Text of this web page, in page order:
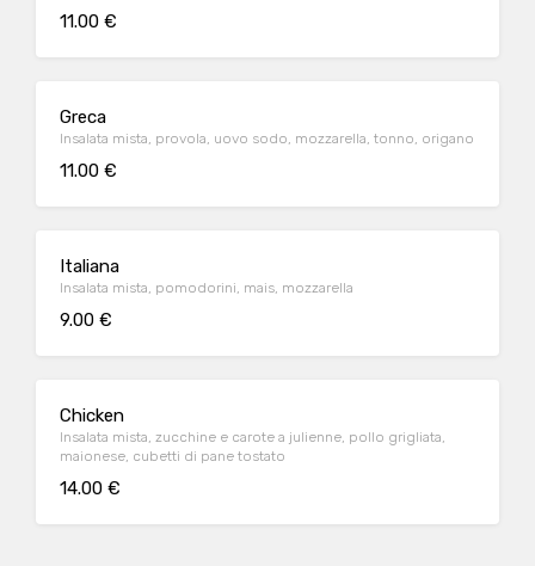
11.00 €
Greca
Insalata mista, provola, uovo sodo, mozzarella, tonno, origano
11.00 €
Italiana
Insalata mista, pomodorini, mais, mozzarella
9.00 €
Chicken
Insalata mista, zucchine e carote a julienne, pollo grigliata,
maionese, cubetti di pane tostato
14.00 €